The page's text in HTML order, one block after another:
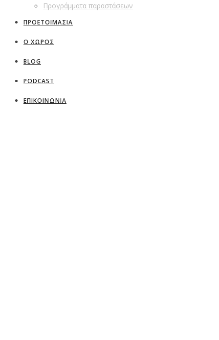
Προγράμματα παραστάσεων
ΠΡΟΕΤΟΙΜΑΣΙΑ
Ο ΧΩΡΟΣ
BLOG
PODCAST
ΕΠΙΚΟΙΝΩΝΙΑ